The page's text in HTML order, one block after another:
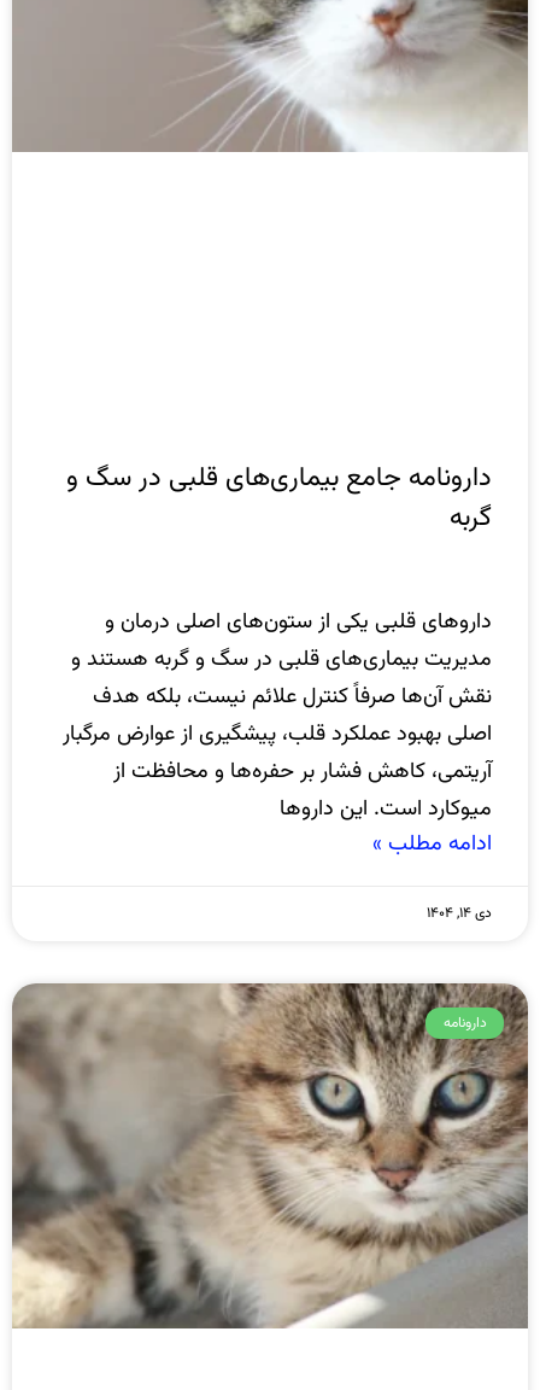
دارونامه جامع بیماری‌های قلبی در سگ و
گربه
داروهای قلبی یکی از ستون‌های اصلی درمان و
مدیریت بیماری‌های قلبی در سگ و گربه هستند و
نقش آن‌ها صرفاً کنترل علائم نیست، بلکه هدف
اصلی بهبود عملکرد قلب، پیشگیری از عوارض مرگبار
آریتمی، کاهش فشار بر حفره‌ها و محافظت از
میوکارد است. این داروها
ادامه مطلب »
دی ۱۴, ۱۴۰۴
دارونامه